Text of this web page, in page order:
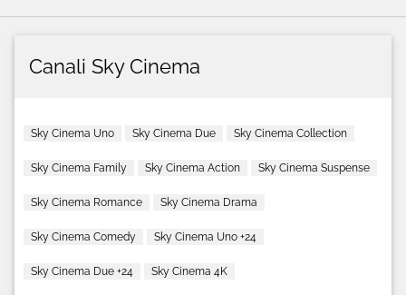
Canali Sky Cinema
Sky Cinema Uno Sky Cinema Due Sky Cinema Collection
Sky Cinema Family Sky Cinema Action Sky Cinema Suspense
Sky Cinema Romance Sky Cinema Drama
Sky Cinema Comedy Sky Cinema Uno +24
Sky Cinema Due +24 Sky Cinema 4K